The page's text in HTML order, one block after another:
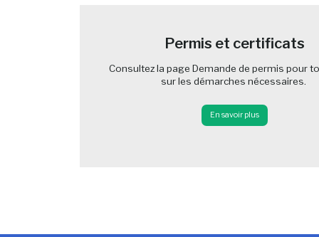
Permis et certificats
Consultez la page Demande de permis pour
sur les démarches nécessaires.
En savoir plus